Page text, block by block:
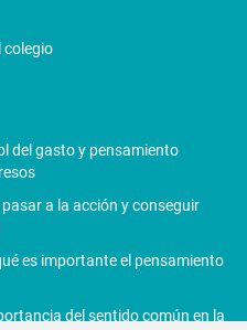
colegio
del gasto y pensamiento
a la acción y conseguir
es importante el pensamiento
del sentido común en la